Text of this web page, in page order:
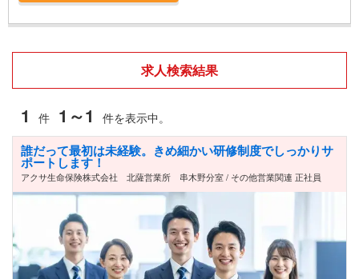
求人検索結果
1 件 1～1 件を表示中。
誰だって最初は未経験。きめ細かい研修制度でしっかりサ
ポートします！
アクサ生命保険株式会社 北薩営業所 串木野分室 / その他営業関連 正社員